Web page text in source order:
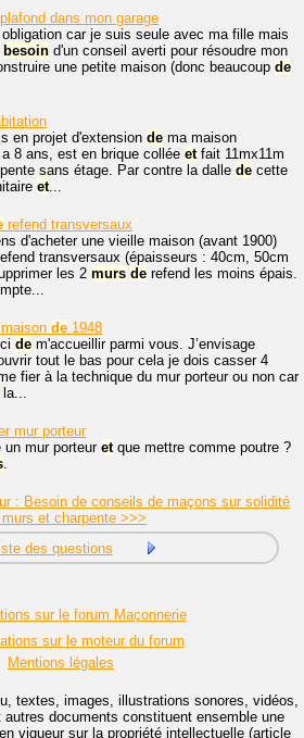
dans mon garage
car je suis seule avec ma fille mais
besoin d'un conseil averti pour résoudre mon
une petite maison (donc beaucoup de
en projet d'extension de ma maison
8 ans, est en brique collée etfait 11mx11m
sans étage. Par contre la dalle de cette
et...
refend transversaux
d'acheter une vieille maison (avant 1900)
transversaux (épaisseurs : 40cm, 50cm
les 2 murs de refend les moins épais.
maison de 1948
de m'accueillir parmi vous. J’envisage
tout le bas pour cela je dois casser 4
fier à la technique du mur porteur ou non car
la...
mur porteur
un mur porteur etque mettre comme poutre ?
.
: Besoin de conseils de maçons sur solidité
et charpente >>>
des questions
sur le forum Maçonnerie
sur le moteur du forum
Mentions légales
textes, images, illustrations sonores, vidéos,
documents constituent ensemble une
vigueur sur la propriété intellectuelle (article